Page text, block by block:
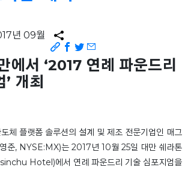
년 09월
에서 ‘2017 연례 파운드리
개최
체 플랫폼 솔루션의 설계 및 제조 전문기업인 매그
준, NYSE:MX)는 2017년 10월 25일 대만 쉐라톤
Hotel)에서 연례 파운드리 기술 심포지엄을